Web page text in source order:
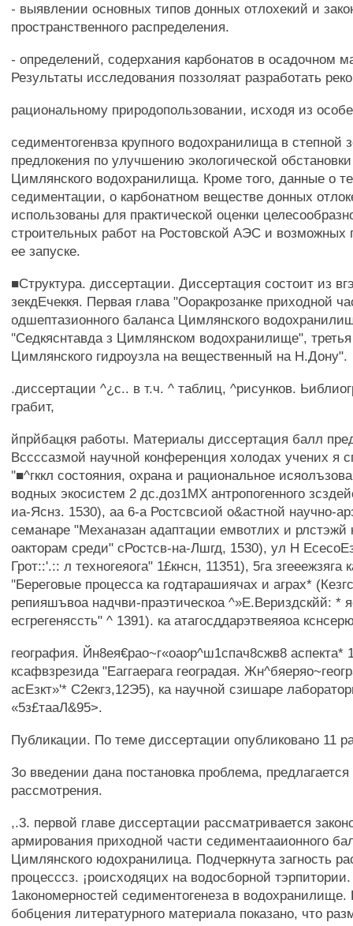
- выявлении основных типов донных отлохекий и
пространственного распределения.
- определений, содерхания карбонатов в осадочном
Результаты исследования поззоляат разработать
рациональному природопользовании, исходя из
седиментогенвза крупного водохранилища в степной
предлокения по улучшению экологической
Цимлянского водохранилища. Кроме того, данные о
седиментации, о карбонатном веществе донных
использованы для практической оценки
строительных работ на Ростовской АЭС и возможных
ее запуске.
■Структура. диссертации. Диссертация состоит из
зекдЕчеккя. Первая глава "Ооракрозанке приходной
одшептазионного баланса Цимлянского
"Седкяснтавда з Цимлянском водохранилище",
Цимлянского гидроузла на вещественный на Н.Дону".
.диссертации ^¿с.. в т.ч. ^ таблиц, ^рисунков.
грабит,
йпрйбацкя работы. Материалы диссертация балл
Вссссазмой научной конференция холодах учених я
"■^гккл состояния, охрана и рациональное
водных экосистем 2 дс.доз1МХ антропогенного
иа-Яснз. 1530), аа 6-а Ростсвсиой о&астной научно-
семанаре "Механазан адаптации емвотлих и рлстэжй
оакторам среди" сРостсв-на-Лшгд, 1530), ул Н
Грот::'.:: л техногеяога" 1£кнсн, 11351), 5га згееежзяга
"Береговые процесса ка годтарашиячах и аграх*
репияшъвоа надчви-праэтическоа ^»Е.Вериздскйй: *
есгрегеняссть" ^ 1391). ка атагосддарэтвеяяоа
география. Йн8ея€рао~г«оаор^ш1спач8сжв8 аспекта*
ксафвзрезида "Еаггаерага геоградая.
асЕзкт»'* С2екгз,12Э5), ка научной сзишаре
«5з£тааЛ&95>.
Публикации. По теме диссертации опубликовано 11
Зо введении дана постановка проблема,
рассмотрения.
,.3. первой главе диссертации рассматривается
армирования приходной части седиментааионного
Цимлянского юдохранилица. Подчеркнута загность
процесссз. ¡роисходяцих на водосборной
1акономерностей седиментогенеза в
бобцения литературного материала показано, что